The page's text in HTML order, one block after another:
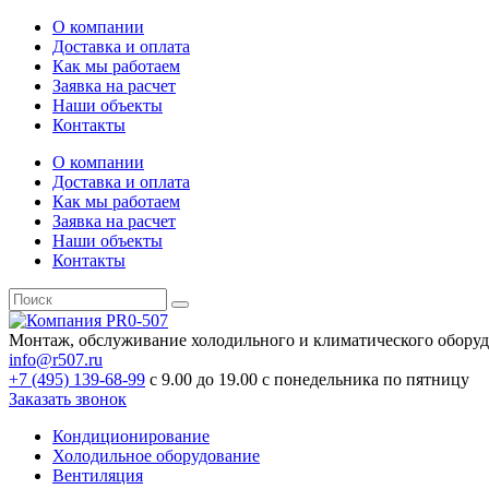
О компании
Доставка и оплата
Как мы работаем
Заявка на расчет
Наши объекты
Контакты
О компании
Доставка и оплата
Как мы работаем
Заявка на расчет
Наши объекты
Контакты
Монтаж, обслуживание холодильного и климатического
info@r507.ru
+7 (495) 139-68-99 с 9.00 до 19.00 с понедельника по пятницу
Заказать звонок
Кондиционирование
Холодильное оборудование
Вентиляция